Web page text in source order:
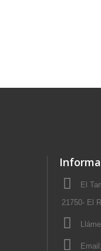
El
21750- El
Email: